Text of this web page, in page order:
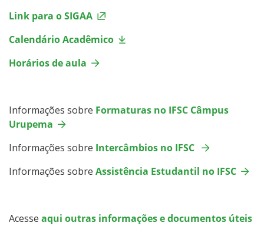
Link para o SIGAA
Calendário Acadêmico
Horários de aula
Informações sobre Formaturas no IFSC Câmpus
Urupema
Informações sobre Intercâmbios no IFSC
Informações sobre Assistência Estudantil no IFSC
Acesse aqui outras informações e documentos úteis